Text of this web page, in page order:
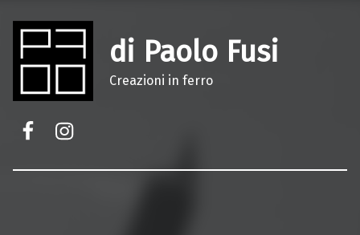
di Paolo Fusi
Creazioni in ferro